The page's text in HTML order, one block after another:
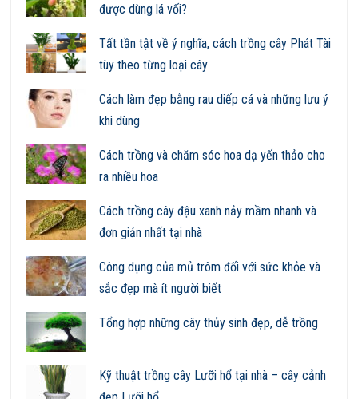
được dùng lá vối?
Tất tần tật về ý nghĩa, cách trồng cây Phát Tài
tùy theo từng loại cây
Cách làm đẹp bằng rau diếp cá và những lưu ý
khi dùng
Cách trồng và chăm sóc hoa dạ yến thảo cho
ra nhiều hoa
Cách trồng cây đậu xanh nảy mầm nhanh và
đơn giản nhất tại nhà
Công dụng của mủ trôm đối với sức khỏe và
sắc đẹp mà ít người biết
Tổng hợp những cây thủy sinh đẹp, dễ trồng
Kỹ thuật trồng cây Lưỡi hổ tại nhà – cây cảnh